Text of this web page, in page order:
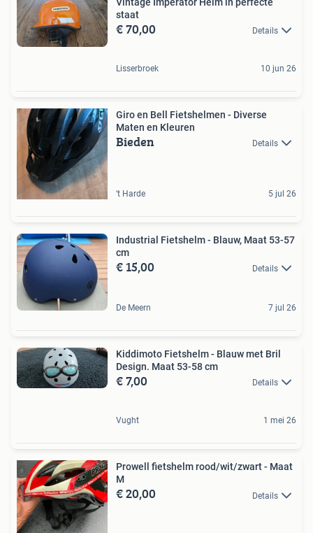
staat
€ 70,00 Details
Lisserbroek 10 jun 26
Giro en Bell Fietshelmen - Diverse
Maten en Kleuren
Bieden Details
't Harde 5 jul 26
Industrial Fietshelm - Blauw, Maat 53-57
cm
€ 15,00 Details
De Meern 7 jul 26
Kiddimoto Fietshelm - Blauw met Bril
Design. Maat 53-58 cm
€ 7,00 Details
Vught 1 mei 26
Prowell fietshelm rood/wit/zwart - Maat
M
€ 20,00 Details